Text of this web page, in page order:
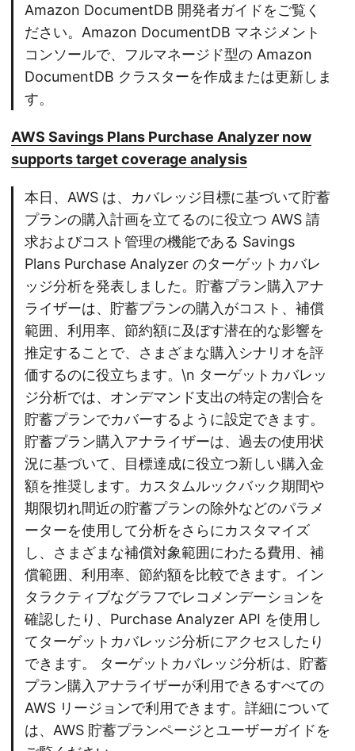
Amazon DocumentDB 開発者ガイドをご覧く
ださい。Amazon DocumentDB マネジメント
コンソールで、フルマネージド型の Amazon
DocumentDB クラスターを作成または更新しま
す。
AWS Savings Plans Purchase Analyzer now
supports target coverage analysis
本日、AWS は、カバレッジ目標に基づいて貯蓄
プランの購入計画を立てるのに役立つ AWS 請
求およびコスト管理の機能である Savings
Plans Purchase Analyzer のターゲットカバレ
ッジ分析を発表しました。貯蓄プラン購入アナ
ライザーは、貯蓄プランの購入がコスト、補償
範囲、利用率、節約額に及ぼす潜在的な影響を
推定することで、さまざまな購入シナリオを評
価するのに役立ちます。\n ターゲットカバレッ
ジ分析では、オンデマンド支出の特定の割合を
貯蓄プランでカバーするように設定できます。
貯蓄プラン購入アナライザーは、過去の使用状
況に基づいて、目標達成に役立つ新しい購入金
額を推奨します。カスタムルックバック期間や
期限切れ間近の貯蓄プランの除外などのパラメ
ーターを使用して分析をさらにカスタマイズ
し、さまざまな補償対象範囲にわたる費用、補
償範囲、利用率、節約額を比較できます。イン
タラクティブなグラフでレコメンデーションを
確認したり、Purchase Analyzer API を使用し
てターゲットカバレッジ分析にアクセスしたり
できます。 ターゲットカバレッジ分析は、貯蓄
プラン購入アナライザーが利用できるすべての
AWS リージョンで利用できます。詳細について
は、AWS 貯蓄プランページとユーザーガイドを